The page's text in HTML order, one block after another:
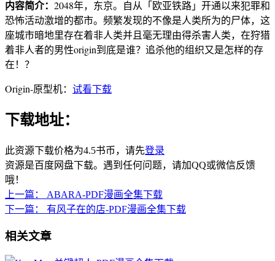
内容简介： 2048年，东京。自从「欧亚铁路」开通以来犯罪和
恐怖活动激增的都市。频繁发现的不像是人类所为的尸体，这
座城市暗地里存在着非人类并且毫无理由得杀害人类，在狩猎
着非人者的男性origin到底是谁？追杀他的组织又是怎样的存
在！？
Origin-原型机： 试看下载
下载地址：
此资源下载价格为4.5书币，请先登录
资源是百度网盘下载。遇到任何问题，请加QQ或微信反馈
哦！
上一篇：
ABARA-PDF漫画全集下载
下一篇：
有风子在的店-PDF漫画全集下载
相关文章